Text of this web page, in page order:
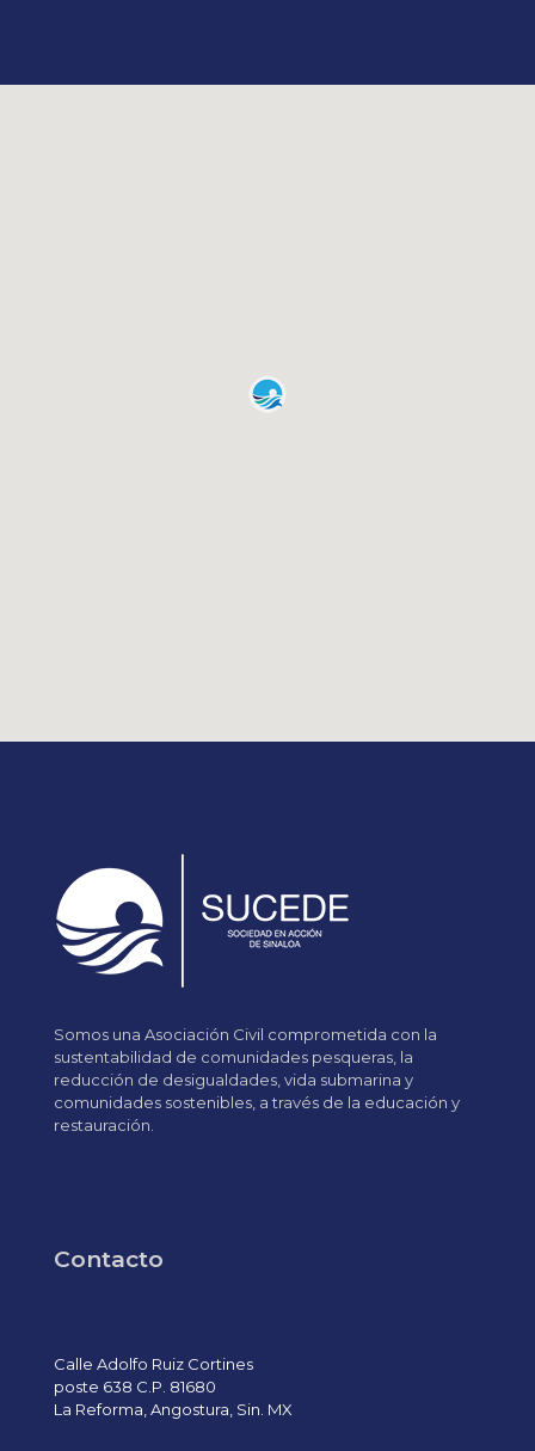
Somos una Asociación Civil comprometida con la
sustentabilidad de comunidades pesqueras, la
reducción de desigualdades, vida submarina y
comunidades sostenibles, a través de la educación y
restauración.
Contacto
Calle Adolfo Ruiz Cortines
poste 638 C.P. 81680
La Reforma, Angostura, Sin. MX